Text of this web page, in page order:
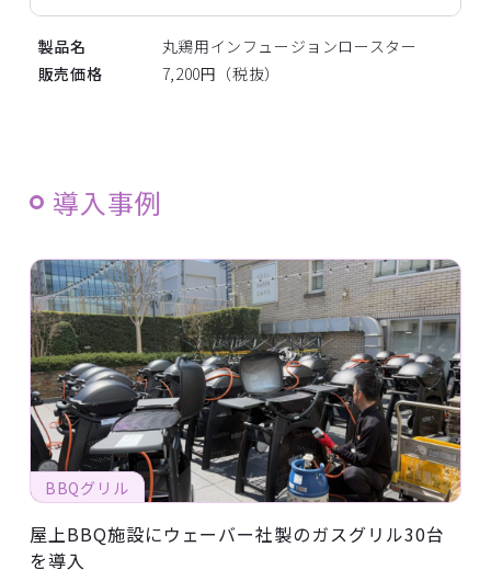
製品名
丸鶏用インフュージョンロースター
販売価格
7,200円（税抜）
導入事例
BBQグリル
屋上BBQ施設にウェーバー社製のガスグリル30台
を導入